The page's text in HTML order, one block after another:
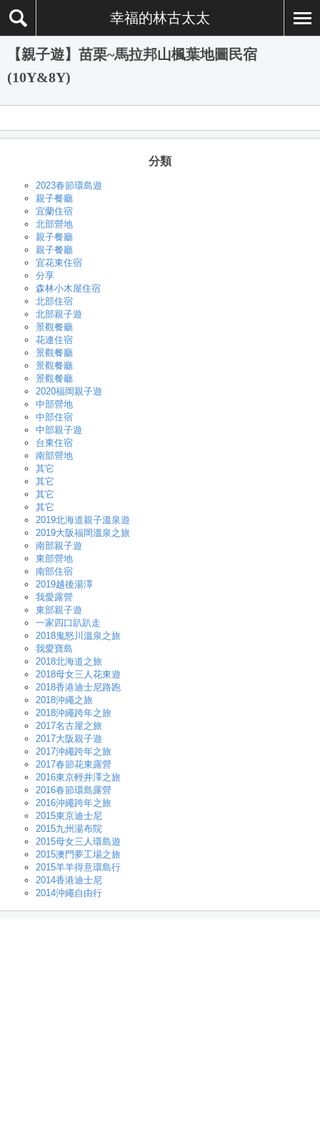
幸福的林古太太
【親子遊】苗栗~馬拉邦山楓葉地圖民宿
(10Y&8Y)
分類
2023春節環島遊
親子餐廳
宜蘭住宿
北部營地
親子餐廳
親子餐廳
宜花東住宿
分享
森林小木屋住宿
北部住宿
北部親子遊
景觀餐廳
花連住宿
景觀餐廳
景觀餐廳
景觀餐廳
2020福岡親子遊
中部營地
中部住宿
中部親子遊
台東住宿
南部營地
其它
其它
其它
其它
2019北海道親子溫泉遊
2019大阪福岡溫泉之旅
南部親子遊
東部營地
南部住宿
2019越後湯澤
我愛露營
東部親子遊
一家四口趴趴走
2018鬼怒川溫泉之旅
我愛寶島
2018北海道之旅
2018母女三人花東遊
2018香港迪士尼路跑
2018沖繩之旅
2018沖繩跨年之旅
2017名古屋之旅
2017大阪親子遊
2017沖繩跨年之旅
2017春節花東露營
2016東京輕井澤之旅
2016春節環島露營
2016沖繩跨年之旅
2015東京迪士尼
2015九州湯布院
2015母女三人環島遊
2015澳門夢工場之旅
2015羊羊得意環島行
2014香港迪士尼
2014沖繩自由行